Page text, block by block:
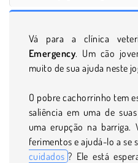
Vá para a clínica
Emergency. Um cão
muito de sua ajuda neste
O pobre cachorrinho tem
saliência em uma de
uma erupção na barriga.
ferimentos e ajudá-lo a se
cuidados ? Ele está